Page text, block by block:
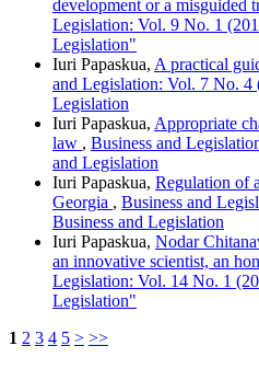
development or a misguided
Legislation: Vol. 9 No. 1
Legislation"
Iuri Papaskua, A practical
and Legislation: Vol. 7 No. 4
Legislation
Iuri Papaskua, Appropriate
law , Business and
and Legislation
Iuri Papaskua, Regulation of
Georgia , Business and
Business and Legislation
Iuri Papaskua, Nodar
an innovative scientist, an
Legislation: Vol. 14 No. 1
Legislation"
1 2 3 4 5 > >>